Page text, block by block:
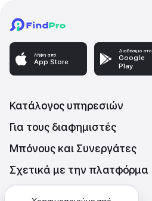
Λήψη από
App Store
Διαθέσιμο στο
Google
Play
Κατάλογος υπηρεσιών
Για τους διαφημιστές
Μπόνους και Συνεργάτες
Σχετικά με την πλατφόρμα
Επικοινωνήστε μαζι μας